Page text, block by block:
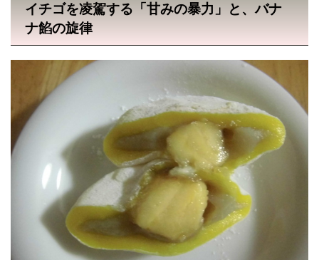
イチゴを凌駕する「甘みの暴力」と、バナ
ナ餡の旋律